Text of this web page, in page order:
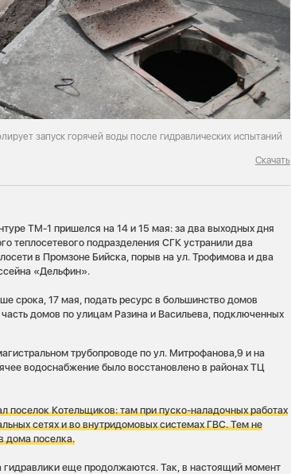
запуск горячей воды после гидравлических испытаний
Скачать
ТМ-1 пришелся на 14 и 15 мая: за два выходных дня
теплосетевого подразделения СГК устранили два
в Промзоне Бийска, порыв на ул. Трофимова и два
«Дельфин».
срока, 17 мая, подать ресурс в большинство домов
домов по улицам Разина и Васильева, подключенных
трубопроводе по ул. Митрофанова,9 и на
водоснабжение было восстановлено в районах ТЦ
поселок Котельщиков: там при пуско-наладочных работах
сетях и во внутридомовых системах ГВС. Тем не
дома поселка.
гидравлики еще продолжаются. Так, в настоящий момент